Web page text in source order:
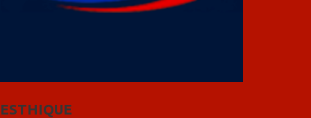
ESTHIQUE